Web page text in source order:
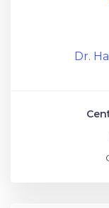
Dr.